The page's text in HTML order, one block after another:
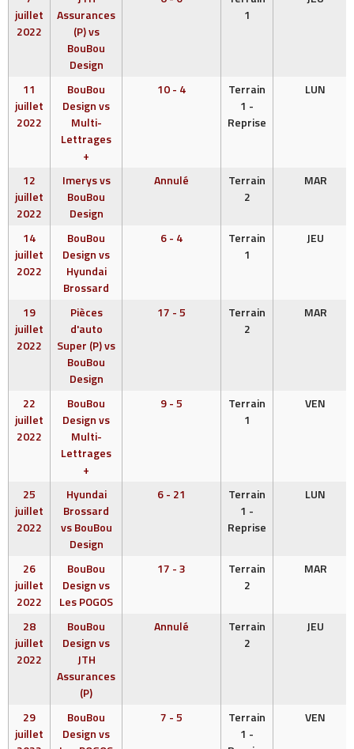
juillet
2022
Assurances
(P) vs
BouBou
Design
1
11
juillet
2022
BouBou
Design vs
Multi-
Lettrages
+
10 - 4
Terrain
1 -
Reprise
LUN
12
juillet
2022
Imerys vs
BouBou
Design
Annulé
Terrain
2
MAR
14
juillet
2022
BouBou
Design vs
Hyundai
Brossard
6 - 4
Terrain
1
JEU
19
juillet
2022
Pièces
d'auto
Super (P) vs
BouBou
Design
17 - 5
Terrain
2
MAR
22
juillet
2022
BouBou
Design vs
Multi-
Lettrages
+
9 - 5
Terrain
1
VEN
25
juillet
2022
Hyundai
Brossard
vs BouBou
Design
6 - 21
Terrain
1 -
Reprise
LUN
26
juillet
2022
BouBou
Design vs
Les POGOS
17 - 3
Terrain
2
MAR
28
juillet
2022
BouBou
Design vs
JTH
Assurances
(P)
Annulé
Terrain
2
JEU
29
juillet
BouBou
Design vs
7 - 5
Terrain
1 -
VEN